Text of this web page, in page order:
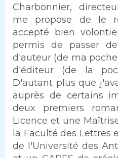
Charbonnier,
me propose de le
accepté bien
permis de passer
d'auteur (de ma
d'éditeur (de la
D'autant plus que
auprès de certains
deux premiers
Licence et une
la Faculté des Lettres
de l'Université des